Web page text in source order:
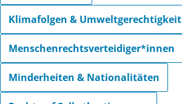
Klimafolgen & Umweltgerechtigkeit
Menschenrechtsverteidiger*innen
Minderheiten & Nationalitäten